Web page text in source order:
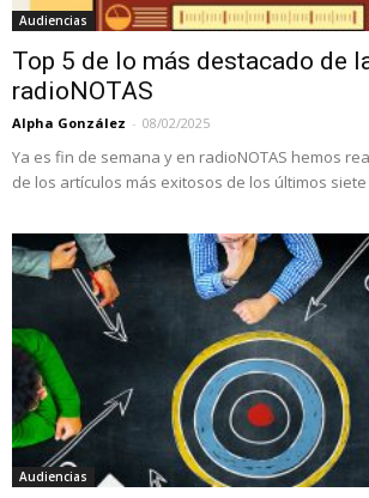
Audiencias
Top 5 de lo más destacado de
radioNOTAS
Alpha González - 08/02/2025
Ya es fin de semana y en radioNOTAS hemos
de los artículos más exitosos de los últimos siete
Audiencias